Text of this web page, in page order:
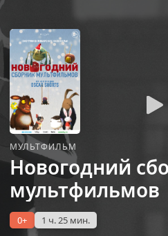
МУЛЬТФИЛЬМ
Новогодний
мультфильмов
0+ 1 ч. 25 мин.